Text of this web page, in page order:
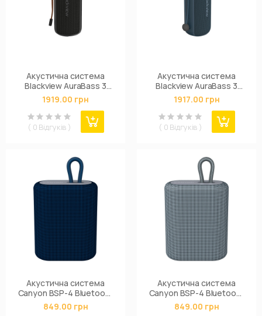
Акустична система
Blackview AuraBass 3
Black (6931548324775)
1919.00 грн
( 0 Відгуків )
Акустична система
Blackview AuraBass 3
Blue (6931548325505)
1917.00 грн
( 0 Відгуків )
Акустична система
Canyon BSP-4 Bluetooth
Blue (CNE-CBTSP4BL)
849.00 грн
Акустична система
Canyon BSP-4 Bluetooth
Dark Grey (CNE-
CBTSP4DG)
849.00 грн